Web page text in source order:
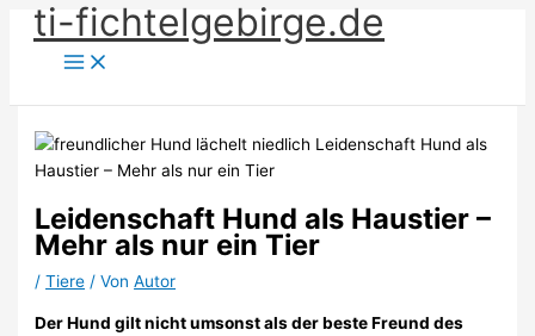
Zum
Inhalt
springen
ti-fichtelgebirge.de
Leidenschaft Hund als Haustier –
Mehr als nur ein Tier
/Tiere / VonAutor
Der Hund gilt nicht umsonst als der beste Freund des